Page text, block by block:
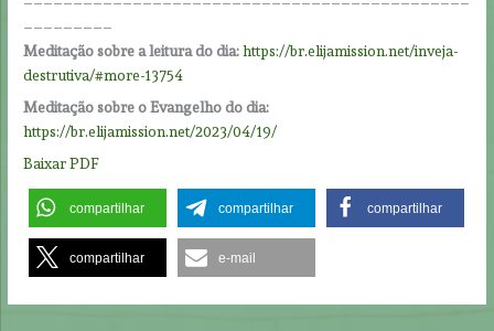
Meditação sobre a leitura do dia:https://br.elijamission.net/inveja-
destrutiva/#more-13754
Meditação sobre o Evangelho do dia:
https://br.elijamission.net/2023/04/19/
Baixar PDF
compartilhar compartilhar compartilhar
compartilhar e-mail